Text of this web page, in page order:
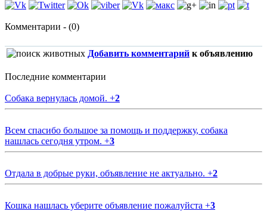
Комментарии - (0)
Добавить комментарий к объявлению
Последние комментарии
Собака вернулась домой. +2
Всем спасибо большое за помощь и поддержку, собака
нашлась сегодня утром. +3
Отдала в добрые руки, объявление не актуально. +2
Кошка нашлась уберите объявление пожалуйста +3